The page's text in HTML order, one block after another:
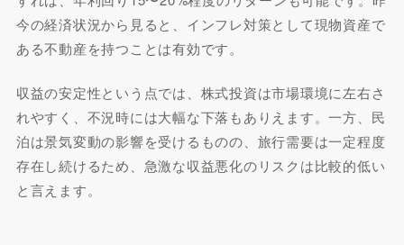
閉じる
今の経済状況から見ると、インフレ対策として現物資産で
ある不動産を持つことは有効です。
収益の安定性という点では、株式投資は市場環境に左右さ
れやすく、不況時には大幅な下落もありえます。一方、民
泊は景気変動の影響を受けるものの、旅行需要は一定程度
存在し続けるため、急激な収益悪化のリスクは比較的低い
と言えます。